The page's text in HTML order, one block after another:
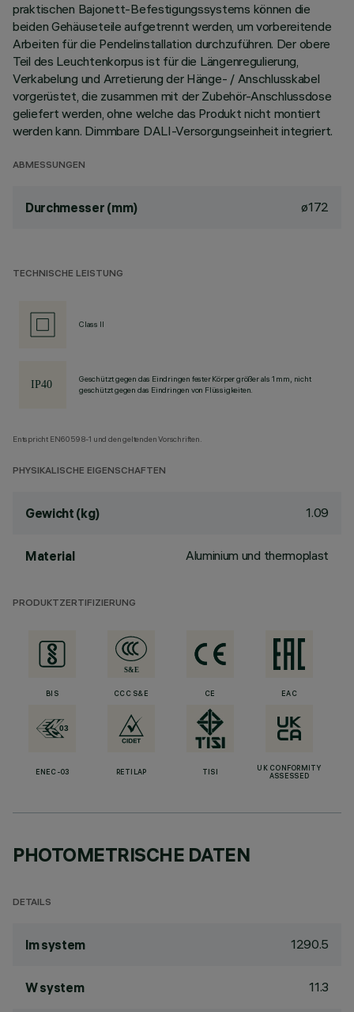
praktischen Bajonett-Befestigungssystems können die
beiden Gehäuseteile aufgetrennt werden, um vorbereitende
Arbeiten für die Pendelinstallation durchzuführen. Der obere
Teil des Leuchtenkorpus ist für die Längenregulierung,
Verkabelung und Arretierung der Hänge- / Anschlusskabel
vorgerüstet, die zusammen mit der Zubehör-Anschlussdose
geliefert werden, ohne welche das Produkt nicht montiert
werden kann. Dimmbare DALI-Versorgungseinheit integriert.
ABMESSUNGEN
Durchmesser (mm) ø172
TECHNISCHE LEISTUNG
Class II
Geschützt gegen das Eindringen fester Körper größer als 1 mm, nicht
geschützt gegen das Eindringen von Flüssigkeiten.
Entspricht EN60598-1 und den geltenden Vorschriften.
PHYSIKALISCHE EIGENSCHAFTEN
Gewicht (kg) 1.09
Material Aluminium und thermoplast
PRODUKTZERTIFIZIERUNG
BIS CCC S&E CE EAC
ENEC-03 RETILAP TISI
UK CONFORMITY
ASSESSED
PHOTOMETRISCHE DATEN
DETAILS
lm system 1290.5
W system 11.3